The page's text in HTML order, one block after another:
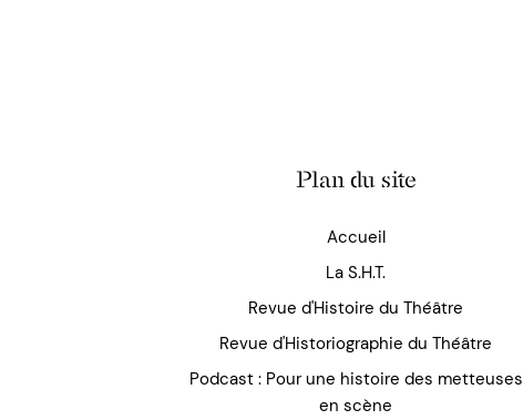
Plan du site
Accueil
La S.H.T.
Revue d'Histoire du Théâtre
Revue d'Historiographie du Théâtre
Podcast : Pour une histoire des metteuses
en scène